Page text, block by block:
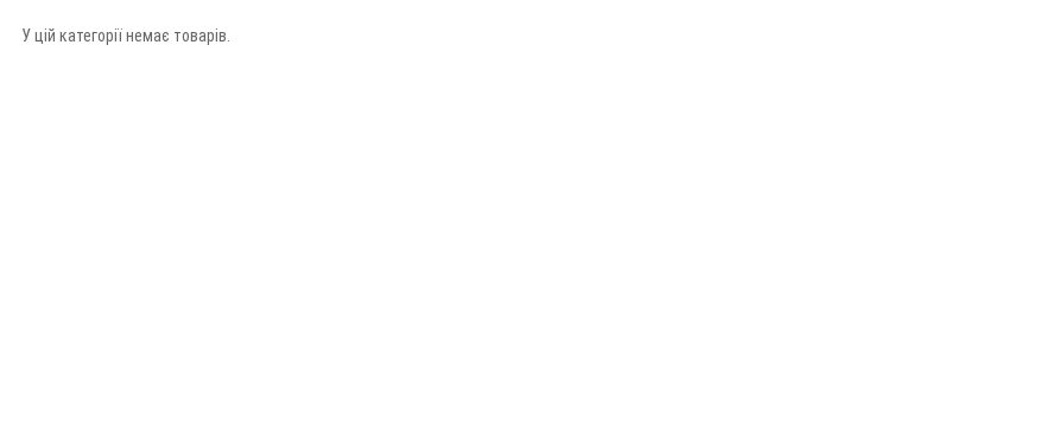
У цій категорії немає товарів.